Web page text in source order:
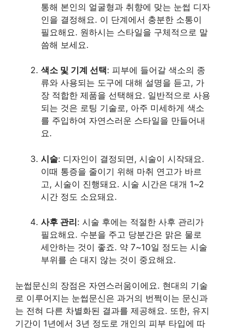
통해 본인의 얼굴형과 취향에 맞는 눈썹 디자
인을 결정해요. 이 단계에서 충분한 소통이
필요해요. 원하시는 스타일을 구체적으로 말
씀해 보세요.
색소 및 기계 선택: 피부에 들어갈 색소의 종
류와 사용되는 도구에 대해 설명을 듣고, 가
장 적합한 제품을 선택해요. 일반적으로 사용
되는 것은 로팅 기술로, 아주 미세하게 색소
를 주입하여 자연스러운 스타일을 만들어내
요.
시술: 디자인이 결정되면, 시술이 시작돼요.
이때 통증을 줄이기 위해 마취 연고가 바르
고, 시술이 진행돼요. 시술 시간은 대개 1~2
시간 정도 소요돼요.
사후 관리 : 시술 후에는 적절한 사후 관리가
필요해요. 수분을 주고 당분간은 맑은 물로
세안하는 것이 좋죠. 약 7~10일 정도는 시술
부위를 손 대지 않는 것이 중요해요.
눈썹문신의 장점은 자연스러움이에요. 현대의 기술
로 이루어지는 눈썹문신은 과거의 번쩍이는 문신과
는 전혀 다른 차별화된 결과를 제공해요. 또한, 유지
기간이 1년에서 3년 정도로 개인의 피부 타입에 따